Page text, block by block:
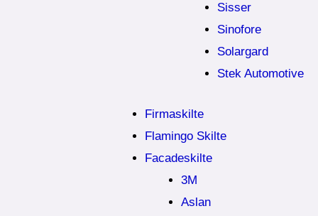
Sisser
Sinofore
Solargard
Stek Automotive
Firmaskilte
Flamingo Skilte
Facadeskilte
3M
Aslan